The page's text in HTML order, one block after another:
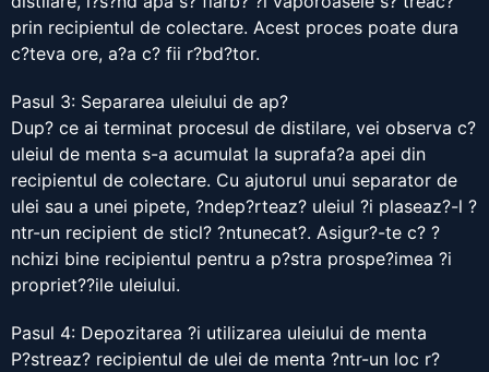
prin recipientul de colectare. Acest proces poate dura
c?teva ore, a?a c? fii r?bd?tor.
Pasul 3: Separarea uleiului de ap?
Dup? ce ai terminat procesul de distilare, vei observa c?
uleiul de menta s-a acumulat la suprafa?a apei din
recipientul de colectare. Cu ajutorul unui separator de
ulei sau a unei pipete, ?ndep?rteaz? uleiul ?i plaseaz?-l ?
ntr-un recipient de sticl? ?ntunecat?. Asigur?-te c? ?
nchizi bine recipientul pentru a p?stra prospe?imea ?i
propriet??ile uleiului.
Pasul 4: Depozitarea ?i utilizarea uleiului de menta
P?streaz? recipientul de ulei de menta ?ntr-un loc r?